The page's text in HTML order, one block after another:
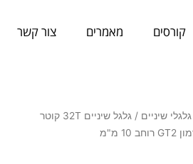
קורסים מאמרים צור קשר
גלגלי שיניים
/ גלגל שיניים 32T קוטר